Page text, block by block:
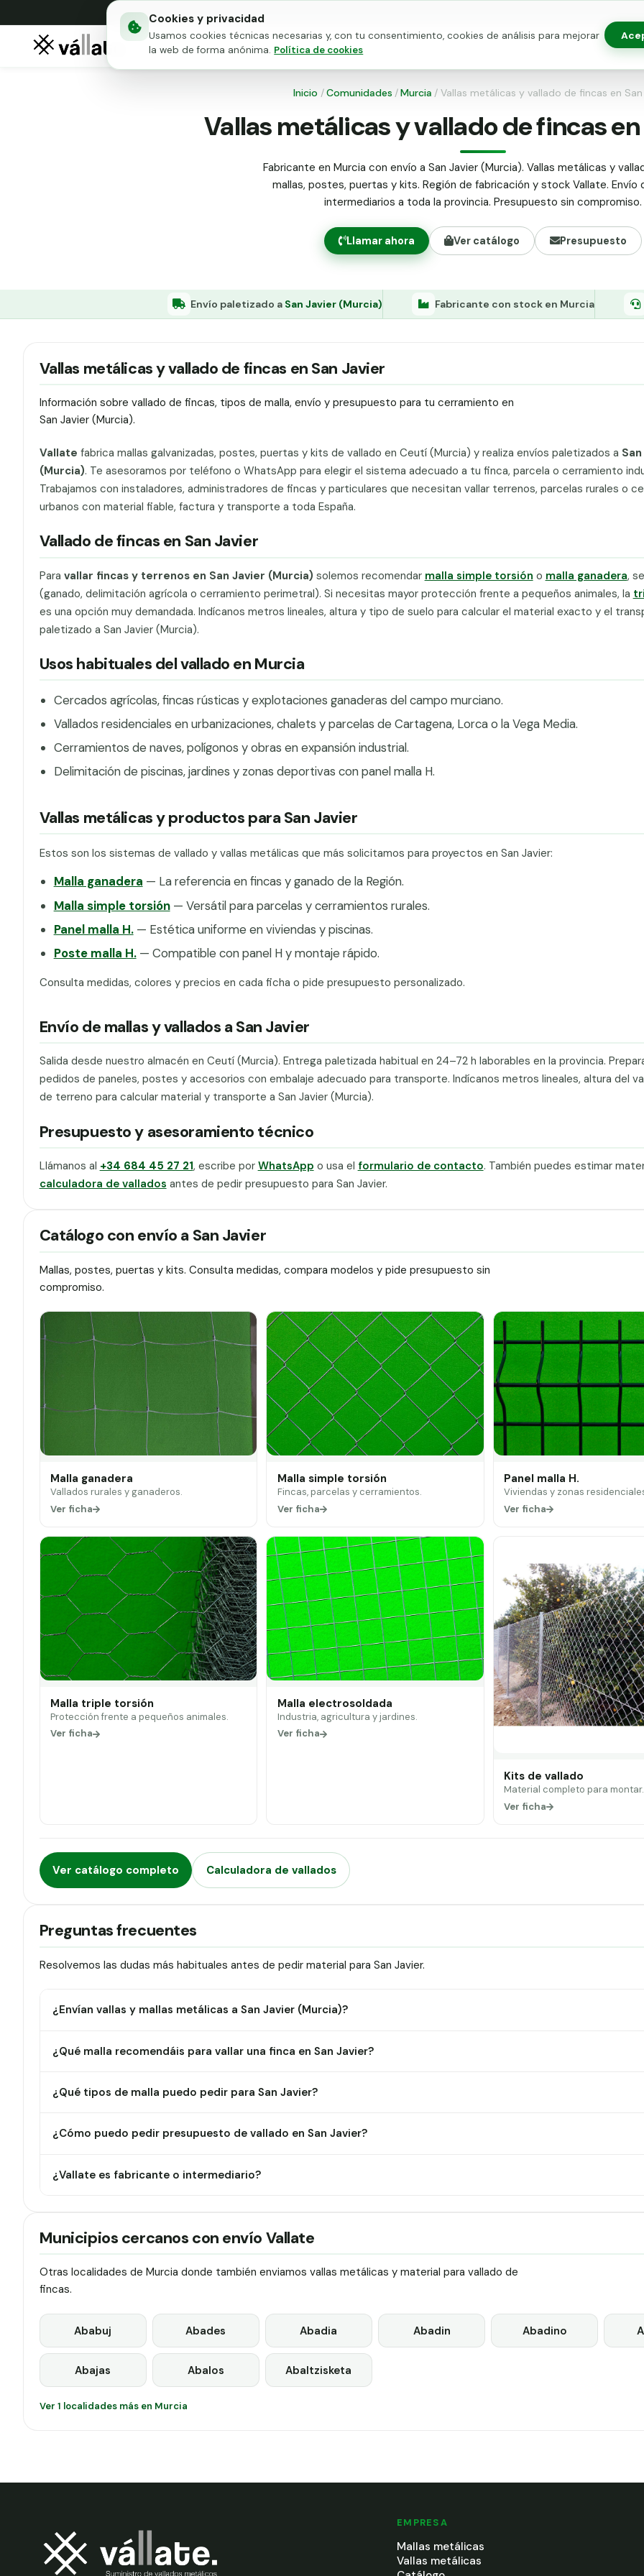
Cookies y privacidad
Usamos cookies técnicas necesarias y, con tu consentimiento, cookies de análisis para mejorar
la web de forma anónima. Política de cookies
Mallas metálicas
Puertas para vallado
Inicio /Comunidades /Murcia / Vallas metálicas y vallado de fincas en
Vallas metálicas y vallado de fincas
Fabricante en Murcia con envío a San Javier (Murcia). Vallas metálicas y
mallas, postes, puertas y kits. Región de fabricación y stock Vallate. Envío
intermediarios a toda la provincia. Presupuesto sin compromiso.
Llamar ahora Ver catálogo Presupuesto
Envío paletizado a San Javier (Murcia) Fabricante con stock en Murcia
Vallas metálicas y vallado de fincas en San Javier
Información sobre vallado de fincas, tipos de malla, envío y presupuesto para tu cerramiento en
San Javier (Murcia).
Vallate fabrica mallas galvanizadas, postes, puertas y kits de vallado en Ceutí (Murcia) y realiza envíos paletizados a
(Murcia). Te asesoramos por teléfono o WhatsApp para elegir el sistema adecuado a tu finca, parcela o cerramiento
Trabajamos con instaladores, administradores de fincas y particulares que necesitan vallar terrenos, parcelas rurales o
urbanos con material fiable, factura y transporte a toda España.
Vallado de fincas en San Javier
Para vallar fincas y terrenos en San Javier (Murcia) solemos recomendar malla simple torsión o malla ganadera,
(ganado, delimitación agrícola o cerramiento perimetral). Si necesitas mayor protección frente a pequeños animales, la
es una opción muy demandada. Indícanos metros lineales, altura y tipo de suelo para calcular el material exacto y el
paletizado a San Javier (Murcia).
Usos habituales del vallado en Murcia
Cercados agrícolas, fincas rústicas y explotaciones ganaderas del campo murciano.
Vallados residenciales en urbanizaciones, chalets y parcelas de Cartagena, Lorca o la Vega Media.
Cerramientos de naves, polígonos y obras en expansión industrial.
Delimitación de piscinas, jardines y zonas deportivas con panel malla H.
Vallas metálicas y productos para San Javier
Estos son los sistemas de vallado y vallas metálicas que más solicitamos para proyectos en San Javier:
Malla ganadera — La referencia en fincas y ganado de la Región.
Malla simple torsión— Versátil para parcelas y cerramientos rurales.
Panel malla H.— Estética uniforme en viviendas y piscinas.
Poste malla H.— Compatible con panel H y montaje rápido.
Consulta medidas, colores y precios en cada ficha o pide presupuesto personalizado.
Envío de mallas y vallados a San Javier
Salida desde nuestro almacén en Ceutí (Murcia). Entrega paletizada habitual en 24–72 h laborables en la provincia.
pedidos de paneles, postes y accesorios con embalaje adecuado para transporte. Indícanos metros lineales, altura del
de terreno para calcular material y transporte a San Javier (Murcia).
Presupuesto y asesoramiento técnico
Llámanos al +34 684 45 27 21, escribe por WhatsApp o usa el formulario de contacto. También puedes estimar
calculadora de vallados antes de pedir presupuesto para San Javier.
Catálogo con envío a San Javier
Mallas, postes, puertas y kits. Consulta medidas, compara modelos y pide presupuesto sin
compromiso.
Malla ganadera
Vallados rurales y ganaderos.
Ver ficha
Malla simple torsión
Fincas, parcelas y cerramientos.
Ver ficha
Panel malla H.
Viviendas y zonas
Ver ficha
Malla triple torsión
Protección frente a pequeños animales.
Ver ficha
Malla electrosoldada
Industria, agricultura y jardines.
Ver ficha
Kits de vallado
Material completo para montar.
Ver ficha
Ver catálogo completo Calculadora de vallados
Preguntas frecuentes
Resolvemos las dudas más habituales antes de pedir material para San Javier.
¿Envían vallas y mallas metálicas a San Javier (Murcia)?
¿Qué malla recomendáis para vallar una finca en San Javier?
¿Qué tipos de malla puedo pedir para San Javier?
¿Cómo puedo pedir presupuesto de vallado en San Javier?
¿Vallate es fabricante o intermediario?
Municipios cercanos con envío Vallate
Otras localidades de Murcia donde también enviamos vallas metálicas y material para vallado de
fincas.
Ababuj Abades Abadia Abadin Abadino
Abajas Abalos Abaltzisketa
Ver 1 localidades más en Murcia
EMPRESA
Mallas metálicas
Vallas metálicas